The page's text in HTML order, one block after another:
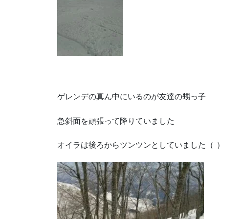
ゲレンデの真ん中にいるのが友達の甥っ子
急斜面を頑張って降りていました
オイラは後ろからツンツンとしていました（ ）